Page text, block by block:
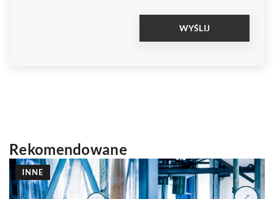
Rekomendowane
INNE